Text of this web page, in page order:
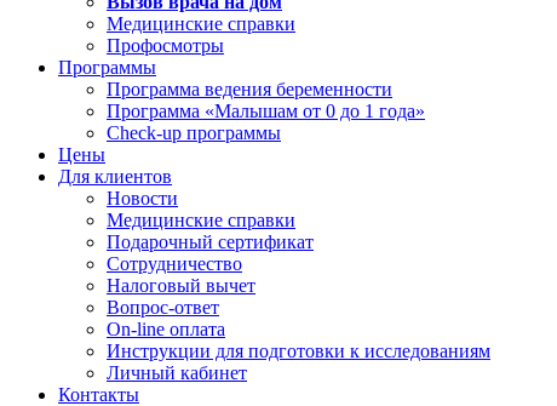
Медицинские справки
Профосмотры
Программы
Программа ведения беременности
Программа «Малышам от 0 до 1 года»
Check-up программы
Цены
Для клиентов
Новости
Медицинские справки
Подарочный сертификат
Сотрудничество
Налоговый вычет
Вопрос-ответ
On-line оплата
Инструкции для подготовки к исследованиям
Личный кабинет
Контакты